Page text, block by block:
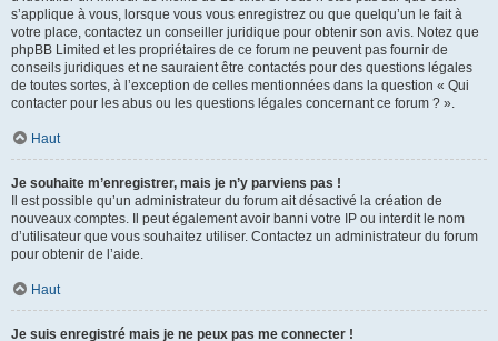
s’applique à vous, lorsque vous vous enregistrez ou que quelqu’un le fait à
votre place, contactez un conseiller juridique pour obtenir son avis. Notez que
phpBB Limited et les propriétaires de ce forum ne peuvent pas fournir de
conseils juridiques et ne sauraient être contactés pour des questions légales
de toutes sortes, à l’exception de celles mentionnées dans la question « Qui
contacter pour les abus ou les questions légales concernant ce forum ? ».
Haut
Je souhaite m’enregistrer, mais je n’y parviens pas !
Il est possible qu’un administrateur du forum ait désactivé la création de
nouveaux comptes. Il peut également avoir banni votre IP ou interdit le nom
d’utilisateur que vous souhaitez utiliser. Contactez un administrateur du forum
pour obtenir de l’aide.
Haut
Je suis enregistré mais je ne peux pas me connecter !